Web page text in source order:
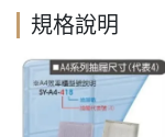
規格說明